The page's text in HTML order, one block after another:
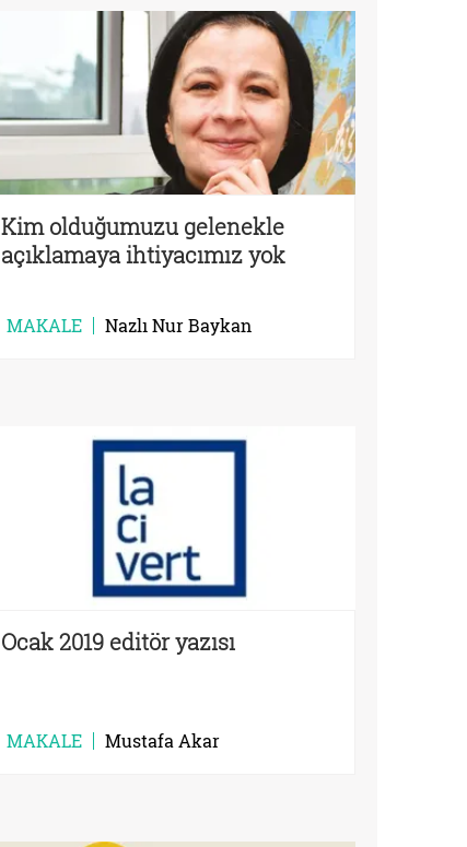
Kim olduğumuzu gelenekle
açıklamaya ihtiyacımız yok
MAKALE Nazlı Nur Baykan
Ocak 2019 editör yazısı
MAKALE Mustafa Akar